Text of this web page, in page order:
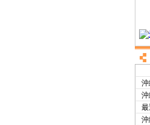
沖
沖
最